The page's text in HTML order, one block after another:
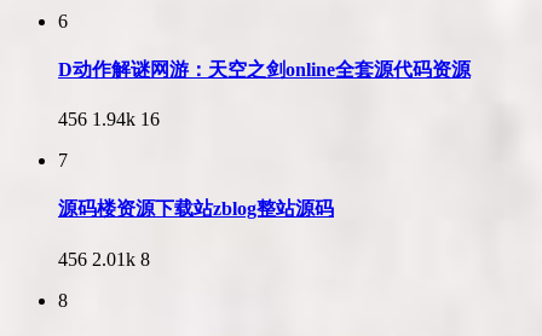
6
D动作解谜网游：天空之剑online全套源代码资源
456 1.94k 16
7
源码楼资源下载站zblog整站源码
456 2.01k 8
8